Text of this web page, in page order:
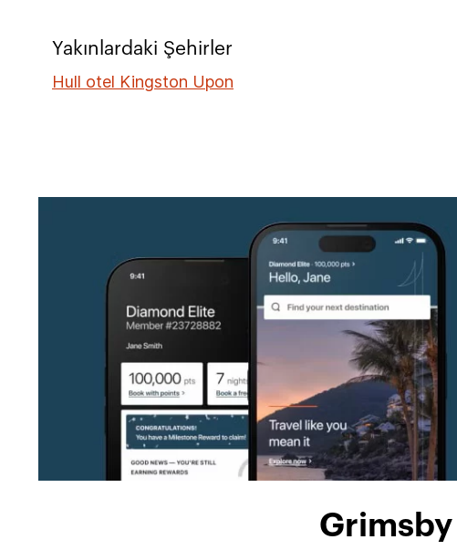
Yakınlardaki Şehirler
Hull otel Kingston Upon
Grimsby